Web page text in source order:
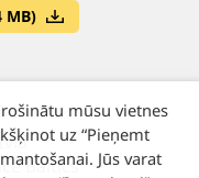
MB)
Baltics
mūsu vietnes
uz “Pieņemt
Jūs varat